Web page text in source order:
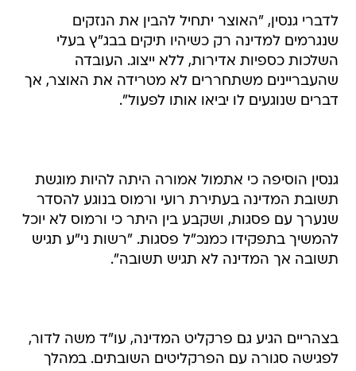
לדברי גנסין, "האוצר יתחיל להבין את הנזקים
שנגרמים למדינה רק כשיהיו תיקים בבג"ץ בעלי
השלכות כספיות אדירות, ללא ייצוג. העובדה
שהעבריינים משתחררים לא מטרידה את האוצר, אך
דברים שנוגעים לו יביאו אותו לפעול".
גנסין הוסיפה כי אתמול אמורה היתה להיות מוגשת
תשובת המדינה בעתירת רועי ורמוס בנוגע להסדר
שנערך עם פסגות, ושקבע בין היתר כי ורמוס לא יוכל
להמשיך בתפקידו כמנכ"ל פסגות. "רשות ני"ע תגיש
תשובה אך המדינה לא תגיש תשובה".
בצהריים הגיע גם פרקליט המדינה, עו"ד משה לדור,
לפגישה סגורה עם הפרקליטים השובתים. במהלך